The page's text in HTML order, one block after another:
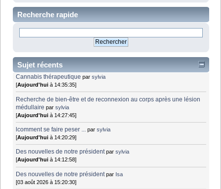
Recherche rapide
Sujet récents
Cannabis thérapeutique parsylvia
[Aujourd'hui à 14:35:35]
Recherche de bien-être et de reconnexion au corps après une lésion
médullaire parsylvia
[Aujourd'hui à 14:27:45]
lcomment se faire peser ... parsylvia
[Aujourd'hui à 14:20:29]
Des nouvelles de notre président parsylvia
[Aujourd'hui à 14:12:58]
Des nouvelles de notre président par Isa
[03 août 2026 à 15:20:30]